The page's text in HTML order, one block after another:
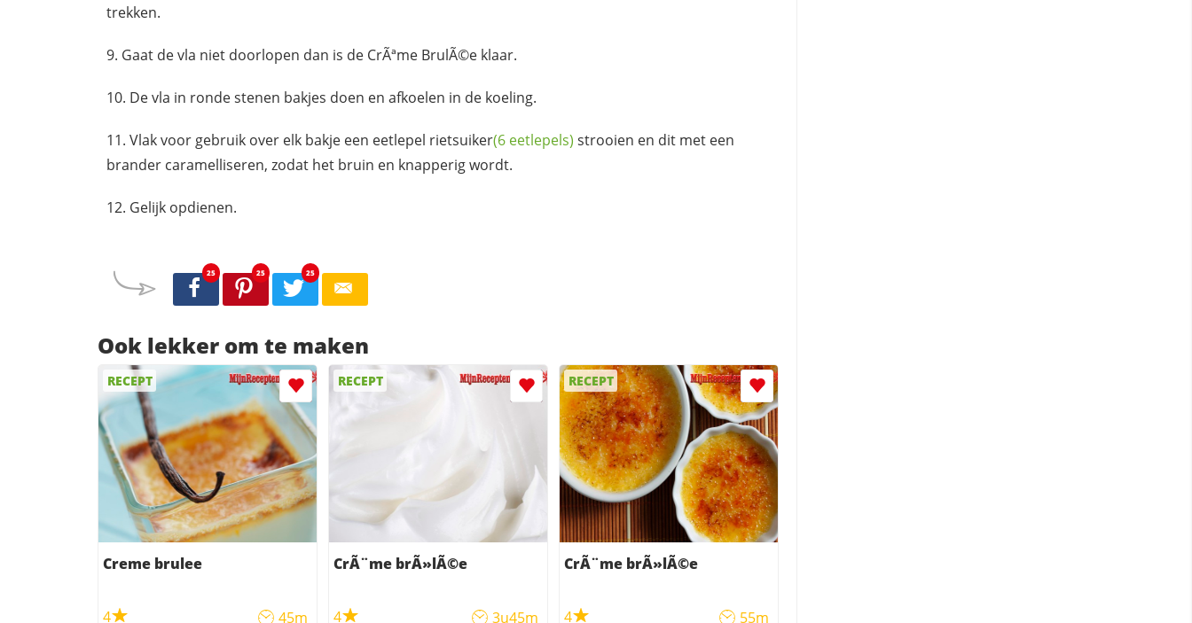
trekken.
Gaat de vla niet doorlopen dan is de CrÃªme BrulÃ©e klaar.
De vla in ronde stenen bakjes doen en afkoelen in de koeling.
Vlak voor gebruik over elk bakje een eetlepel rietsuiker(6 eetlepels) strooien en dit met een
brander caramelliseren, zodat het bruin en knapperig wordt.
Gelijk opdienen.
25 25 25
Ook lekker om te maken
RECEPT
Creme brulee
4 45m
RECEPT
CrÃ¨me brÃ»lÃ©e
4 3u45m
RECEPT
CrÃ¨me brÃ»lÃ©e
4 55m